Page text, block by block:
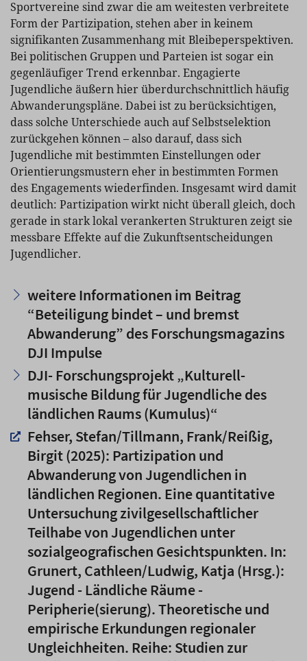
Sportvereine sind zwar die am weitesten verbreitete
Form der Partizipation, stehen aber in keinem
signifikanten Zusammenhang mit Bleibeperspektiven.
Bei politischen Gruppen und Parteien ist sogar ein
gegenläufiger Trend erkennbar. Engagierte
Jugendliche äußern hier überdurchschnittlich häufig
Abwanderungspläne. Dabei ist zu berücksichtigen,
dass solche Unterschiede auch auf Selbstselektion
zurückgehen können – also darauf, dass sich
Jugendliche mit bestimmten Einstellungen oder
Orientierungsmustern eher in bestimmten Formen
des Engagements wiederfinden. Insgesamt wird damit
deutlich: Partizipation wirkt nicht überall gleich, doch
gerade in stark lokal verankerten Strukturen zeigt sie
messbare Effekte auf die Zukunftsentscheidungen
Jugendlicher.
weitere Informationen im Beitrag
“Beteiligung bindet – und bremst
Abwanderung” des Forschungsmagazins
DJI Impulse
DJI- Forschungsprojekt „Kulturell-
musische Bildung für Jugendliche des
ländlichen Raums (Kumulus)“
Fehser, Stefan/Tillmann, Frank/Reißig,
Birgit (2025): Partizipation und
Abwanderung von Jugendlichen in
ländlichen Regionen. Eine quantitative
Untersuchung zivilgesellschaftlicher
Teilhabe von Jugendlichen unter
sozialgeografischen Gesichtspunkten. In:
Grunert, Cathleen/Ludwig, Katja (Hrsg.):
Jugend - Ländliche Räume -
Peripherie(sierung). Theoretische und
empirische Erkundungen regionaler
Ungleichheiten. Reihe: Studien zur